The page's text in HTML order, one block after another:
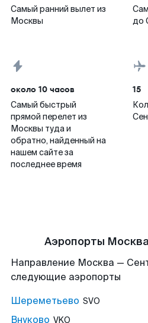
Самый ранний вылет из
Москвы
до
около 10 часов
Самый быстрый
прямой перелет из
Москвы туда и
обратно, найденный на
нашем сайте за
последнее время
15
Аэропорты
Направление Москва —
следующие аэропорты
Шереметьево SVO
Внуково VKO